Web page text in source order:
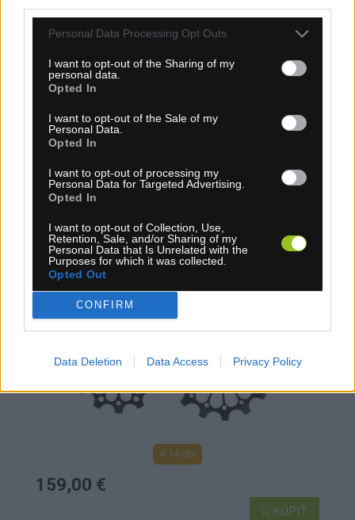
Personal Data Processing Opt Outs
I want to opt-out of the Sharing of my
personal data.
Opted In
I want to opt-out of the Sale of my
Personal Data.
Opted In
I want to opt-out of processing my
Personal Data for Targeted Advertising.
Opted In
I want to opt-out of Collection, Use,
Retention, Sale, and/or Sharing of my
Personal Data that Is Unrelated with the
Purposes for which it was collected.
Opted Out
CONFIRM
Data Deletion Data Access Privacy Policy
KÚPIŤ
KLADKY EXTRALITE ULTRA PULLEY SRAM XD
AXS 12-14Z
TOP
4-14 dní
159,00 €
KÚPIŤ